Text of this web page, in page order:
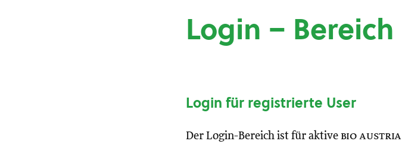
Login – Bereich
Login für registrierte User
Der Login-Bereich ist für aktive bio austria